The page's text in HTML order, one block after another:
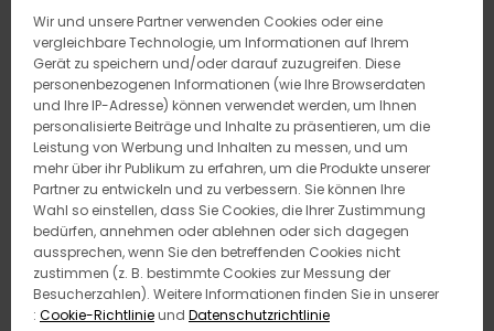
Wir und unsere Partner verwenden Cookies oder eine
vergleichbare Technologie, um Informationen auf Ihrem
Gerät zu speichern und/oder darauf zuzugreifen. Diese
personenbezogenen Informationen (wie Ihre Browserdaten
und Ihre IP-Adresse) können verwendet werden, um Ihnen
personalisierte Beiträge und Inhalte zu präsentieren, um die
Leistung von Werbung und Inhalten zu messen, und um
mehr über ihr Publikum zu erfahren, um die Produkte unserer
Partner zu entwickeln und zu verbessern. Sie können Ihre
Wahl so einstellen, dass Sie Cookies, die Ihrer Zustimmung
bedürfen, annehmen oder ablehnen oder sich dagegen
aussprechen, wenn Sie den betreffenden Cookies nicht
zustimmen (z. B. bestimmte Cookies zur Messung der
Besucherzahlen). Weitere Informationen finden Sie in unserer
: Cookie-Richtlinieund Datenschutzrichtlinie